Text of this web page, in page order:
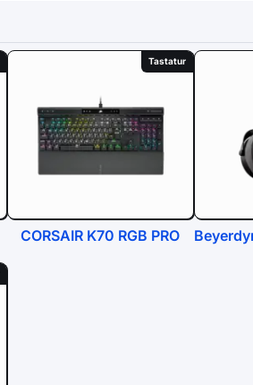
Tastatur
CORSAIR K70 RGB PRO